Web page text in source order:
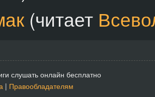
(читает
слушать онлайн бесплатно
| Правообладателям